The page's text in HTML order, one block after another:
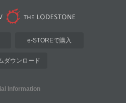
e-STOREで購入
ダウンロード
Information